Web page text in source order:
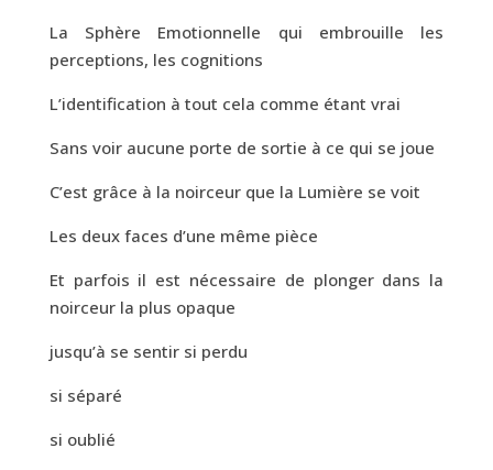
La Sphère Emotionnelle qui embrouille les
perceptions, les cognitions
L’identification à tout cela comme étant vrai
Sans voir aucune porte de sortie à ce qui se joue
C’est grâce à la noirceur que la Lumière se voit
Les deux faces d’une même pièce
Et parfois il est nécessaire de plonger dans la
noirceur la plus opaque
jusqu’à se sentir si perdu
si séparé
si oublié